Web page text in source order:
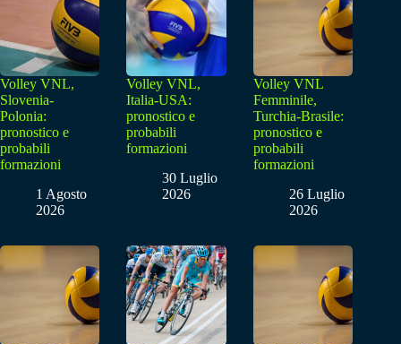
Volley VNL,
Slovenia-
Polonia:
pronostico e
probabili
formazioni
1 Agosto
2026
Volley VNL,
Italia-USA:
pronostico e
probabili
formazioni
30 Luglio
2026
Volley VNL
Femminile,
Turchia-Brasile:
pronostico e
probabili
formazioni
26 Luglio
2026